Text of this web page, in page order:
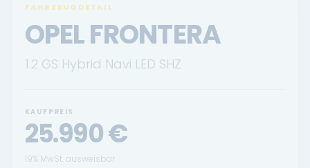
Qualitätsversprechen
Tankstelle
Karriere
KONTAKT
FAHRZEUGDETAIL
OPEL FRONTERA
1.2 GS Hybrid Navi LED SHZ
KAUFPREIS
25.990€
19% MwSt. ausweisbar